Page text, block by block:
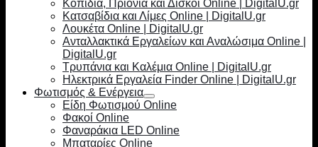
Κοπίδια, Πριόνια και Δίσκοι Online | DigitalU.gr
Κατσαβίδια και Λίμες Online | DigitalU.gr
Λουκέτα Online | DigitalU.gr
Ανταλλακτικά Εργαλείων και Αναλώσιμα Online |
DigitalU.gr
Τρυπάνια και Καλέμια Online | DigitalU.gr
Ηλεκτρικά Εργαλεία Finder Online | DigitalU.gr
Φωτισμός & Ενέργεια
Είδη Φωτισμού Online
Φακοί Online
Φαναράκια LED Online
Μπαταρίες Online